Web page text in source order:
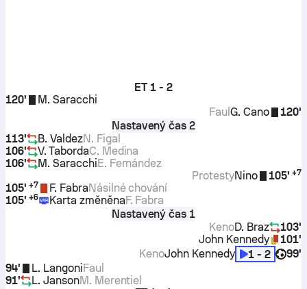
ET 1 - 2
120'
M. Saracchi
120'
G. Cano
Faul
Nastavený čas 2
113'
B. ValdezN. Figal
106'
V. TabordaC. Medina
106'
M. SaracchiE. Fernández
105' +7
Nino
Protesty
105' +7 F. FabraNásilné chování
105' +6 Karta změněnaF. Fabra
Nastavený čas 1
103'
D. Braz
Keno
101'
John Kennedy
99'
1 - 2
John Kennedy
Keno
94'
L. LangoniFaul
91'
L. JansonM. Merentiel